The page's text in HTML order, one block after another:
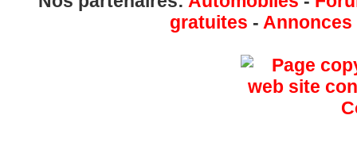
gratuites -